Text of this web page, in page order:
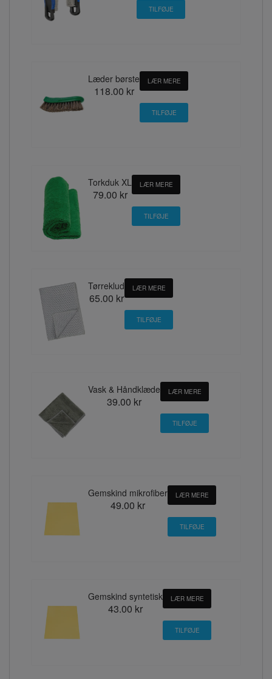
Læder børste
118.00 kr
LÆR MERE
Torkduk XL
79.00 kr
LÆR MERE
Tørreklud
65.00 kr
LÆR MERE
Vask & Håndklæde
39.00 kr
LÆR MERE
Gemskind mikrofiber
49.00 kr
LÆR MERE
Gemskind syntetisk
43.00 kr
LÆR MERE